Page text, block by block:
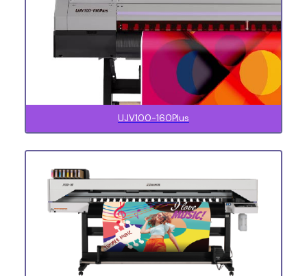
UJV100-160Plus